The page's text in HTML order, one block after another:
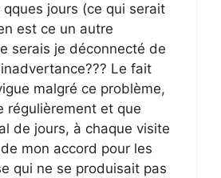
jours (ce qui serait
est ce un autre
serais je déconnecté de
Le fait
malgré ce problème,
régulièrement et que
de jours, à chaque visite
mon accord pour les
qui ne se produisait pas